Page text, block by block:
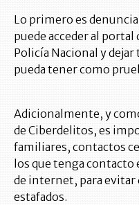
Lo primero es
puede acceder al
Policía Nacional y dejar
pueda tener como
Adicionalmente, y
de Ciberdelitos, es
familiares, contactos
los que tenga
de internet, para evitar
estafados.